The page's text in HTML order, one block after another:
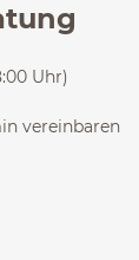
Uhr)
vereinbaren